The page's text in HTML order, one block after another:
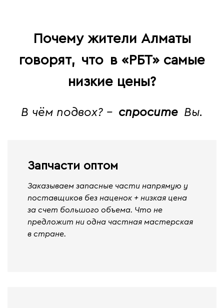
Почему жители Алматы
говорят, что в «РБТ» самые
низкие цены?
В чём подвох? - спросите Вы.
Запчасти оптом
Заказываем запасные части напрямую у
поставщиков без наценок + низкая цена
за счет большого объема. Что не
предложит ни одна частная мастерская
в стране.